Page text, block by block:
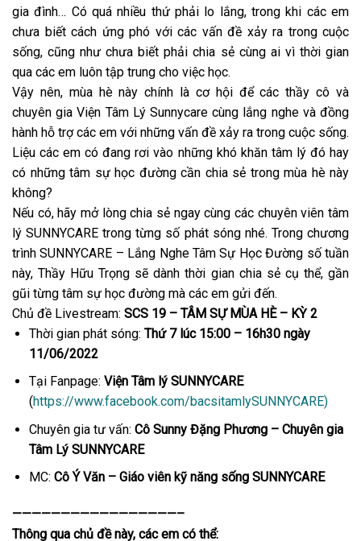
gia đình… Có quá nhiều thứ phải lo lắng, trong khi các em
chưa biết cách ứng phó với các vấn đề xảy ra trong cuộc
sống, cũng như chưa biết phải chia sẻ cùng ai vì thời gian
qua các em luôn tập trung cho việc học.
Vậy nên, mùa hè này chính là cơ hội để các thầy cô và
chuyên gia Viện Tâm Lý Sunnycare cùng lắng nghe và đồng
hành hỗ trợ các em với những vấn đề xảy ra trong cuộc sống.
Liệu các em có đang rơi vào những khó khăn tâm lý đó hay
có những tâm sự học đường cần chia sẻ trong mùa hè này
không?
Nếu có, hãy mở lòng chia sẻ ngay cùng các chuyên viên tâm
lý SUNNYCARE trong từng số phát sóng nhé. Trong chương
trình SUNNYCARE – Lắng Nghe Tâm Sự Học Đường số tuần
này, Thầy Hữu Trọng sẽ dành thời gian chia sẻ cụ thể, gần
gũi từng tâm sự học đường mà các em gửi đến.
Chủ đề Livestream: SCS 19 – TÂM SỰ MÙA HÈ – KỲ2
Thời gian phát sóng: Thứ 7 lúc 15:00 – 16h30 ngày
11/06/2022
Tại Fanpage: Viện Tâm lý SUNNYCARE
(https://www.facebook.com/bacsitamlySUNNYCARE)
Chuyên gia tư vấn: Cô Sunny Đặng Phương – Chuyên gia
Tâm Lý SUNNYCARE
MC: Cô Ý Văn – Giáo viên kỹ năng sống SUNNYCARE
—————————————————–
Thông qua chủ đề này, các em có thể: